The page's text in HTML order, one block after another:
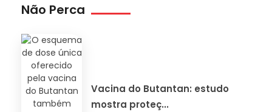
Não Perca
Vacina do Butantan: estudo
mostra proteç...